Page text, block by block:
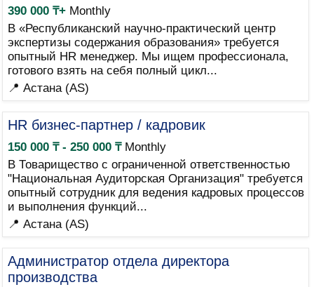
390 000 ₸+Monthly
В «Республиканский научно-практический центр
экспертизы содержания образования» требуется
опытный HR менеджер. Мы ищем профессионала,
готового взять на себя полный цикл...
📍 Астана (AS)
HR бизнес-партнер / кадровик
150 000 ₸ - 250 000 ₸Monthly
В Товарищество с ограниченной ответственностью
"Национальная Аудиторская Организация" требуется
опытный сотрудник для ведения кадровых процессов
и выполнения функций...
📍 Астана (AS)
Администратор отдела директора
производства